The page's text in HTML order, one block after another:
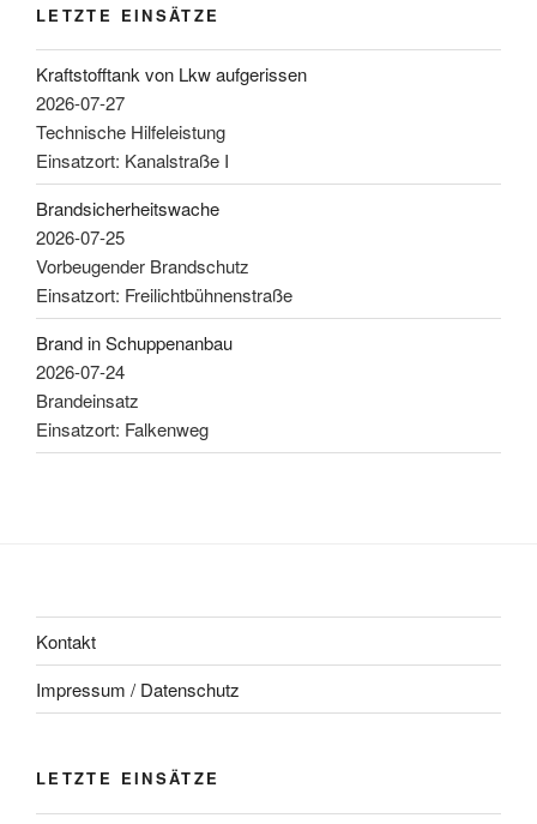
LETZTE EINSÄTZE
Kraftstofftank von Lkw aufgerissen
2026-07-27
Technische Hilfeleistung
Einsatzort: Kanalstraße I
Brandsicherheitswache
2026-07-25
Vorbeugender Brandschutz
Einsatzort: Freilichtbühnenstraße
Brand in Schuppenanbau
2026-07-24
Brandeinsatz
Einsatzort: Falkenweg
Kontakt
Impressum / Datenschutz
LETZTE EINSÄTZE